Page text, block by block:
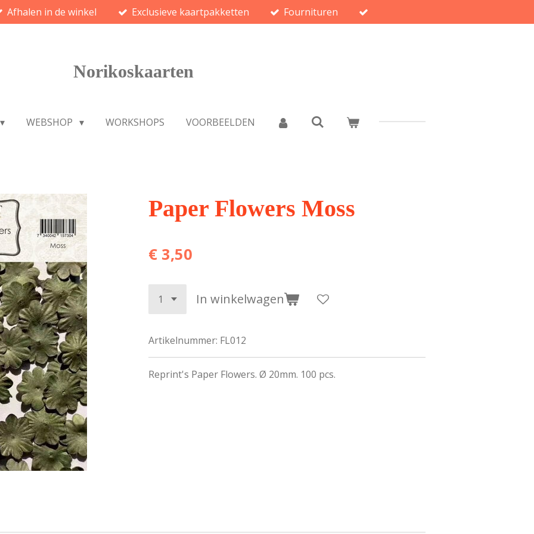
Afhalen in de winkel Exclusieve kaartpakketten Fournituren
Norikoskaarten
WEBSHOP WORKSHOPS VOORBEELDEN
Paper Flowers Moss
€ 3,50
In winkelwagen
Artikelnummer: FL012
Reprint's Paper Flowers. Ø 20mm. 100 pcs.